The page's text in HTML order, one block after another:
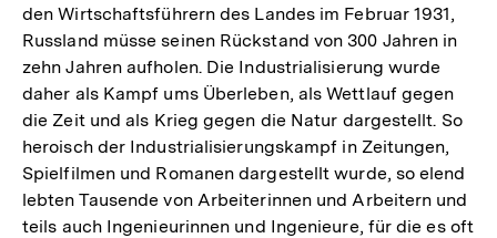
den Wirtschaftsführern des Landes im Februar 1931,
Russland müsse seinen Rückstand von 300 Jahren in
zehn Jahren aufholen. Die Industrialisierung wurde
daher als Kampf ums Überleben, als Wettlauf gegen
die Zeit und als Krieg gegen die Natur dargestellt. So
heroisch der Industrialisierungskampf in Zeitungen,
Spielfilmen und Romanen dargestellt wurde, so elend
lebten Tausende von Arbeiterinnen und Arbeitern und
teils auch Ingenieurinnen und Ingenieure, für die es oft